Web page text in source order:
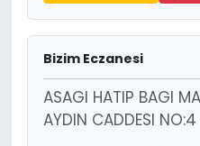
Bizim Eczanesi
ASAGI HATIP BAGI
AYDIN CADDESI NO:4